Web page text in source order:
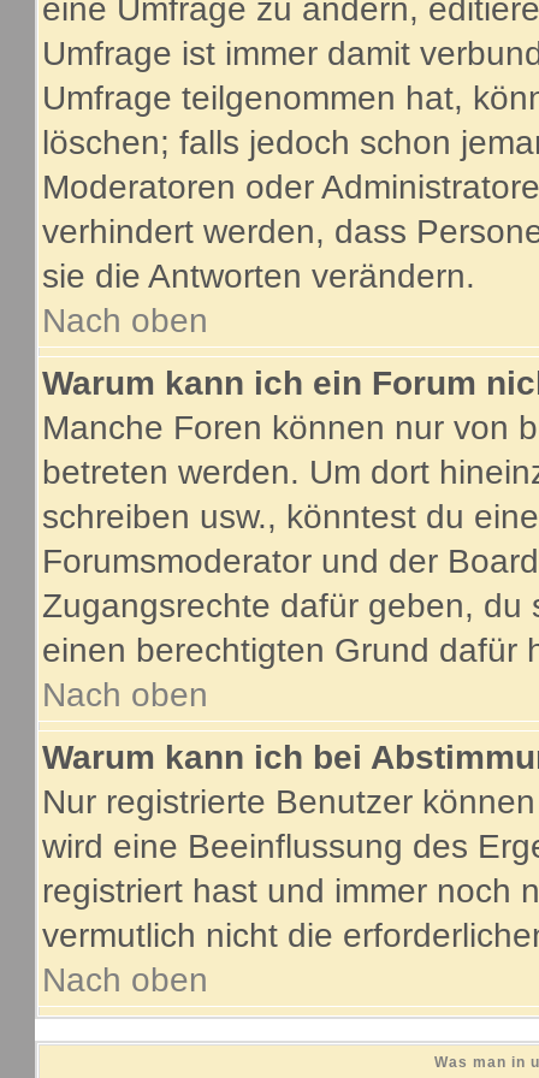
eine Umfrage zu ändern,
Umfrage ist immer damit
Umfrage teilgenommen hat,
löschen; falls jedoch schon
Moderatoren oder
verhindert werden, dass
sie die Antworten verändern.
Nach oben
Warum kann ich ein Forum
Manche Foren können nur von
betreten werden. Um dort
schreiben usw., könntest du
Forumsmoderator und der
Zugangsrechte dafür geben,
einen berechtigten Grund dafür
Nach oben
Warum kann ich bei
Nur registrierte Benutzer
wird eine Beeinflussung des
registriert hast und immer noch
vermutlich nicht die
Nach oben
Was man in